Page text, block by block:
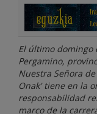
El último
Pergamino,
Nuestra Señora
Onak' tiene en la
responsabilidad
marco de la